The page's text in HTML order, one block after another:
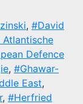
, #David
Defence
, #Ghawar-
East,
, #Herfried